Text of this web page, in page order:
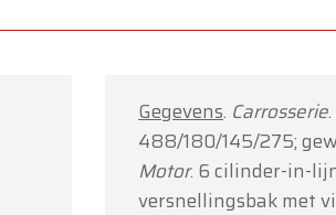
Gegevens. Carrosserie
488/180/145/275;
Motor. 6 cilinder-in-
versnellingsbak met
enkel open op afspraak.
graag tot binnenkort!